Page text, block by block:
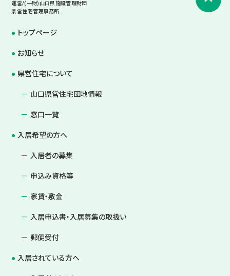
運営/(一財)山口県施設管理財団
県営住宅管理事務所
トップページ
お知らせ
県営住宅について
山口県営住宅団地情報
窓口一覧
入居希望の方へ
入居者の募集
申込み資格等
家賃・敷金
入居申込書・入居募集の取扱い
郵便受付
入居されている方へ